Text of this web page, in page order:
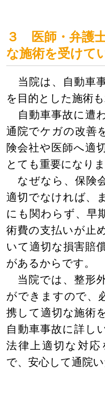
３ 医師・弁護
な施術を受けて
当院は、自動車
を目的とした施術
自動車事故に遭
通院でケガの改善
険会社や医師へ適
とても重要になりま
なぜなら、保険
適切でなければ、
にも関わらず、早
術費の支払いが止
いて適切な損害賠
があるからです。
当院では、整形
ができますので、
携して適切な施術
自動車事故に詳し
法律上適切な対
で、安心して通院い